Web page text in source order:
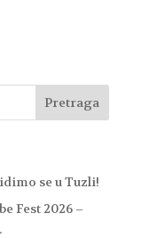
se u Tuzli!
Fest 2026 –